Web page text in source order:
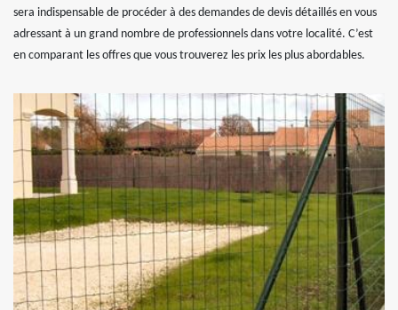
sera indispensable de procéder à des demandes de devis détaillés en vous
adressant à un grand nombre de professionnels dans votre localité. C’est
en comparant les offres que vous trouverez les prix les plus abordables.